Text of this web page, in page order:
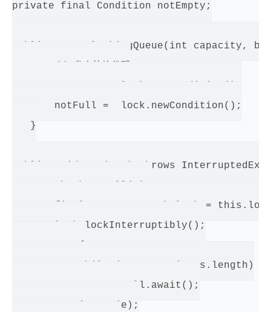
private final Condition notEmpty;
public ArrayBlockingQueue(int capacity,
       notFull =  lock.newCondition();
   }
public void put(E e) throws
final ReentrantLock lock =
       lock.lockInterruptibly();
           while (count == items.length)
               notFull.await();
           insert(e);